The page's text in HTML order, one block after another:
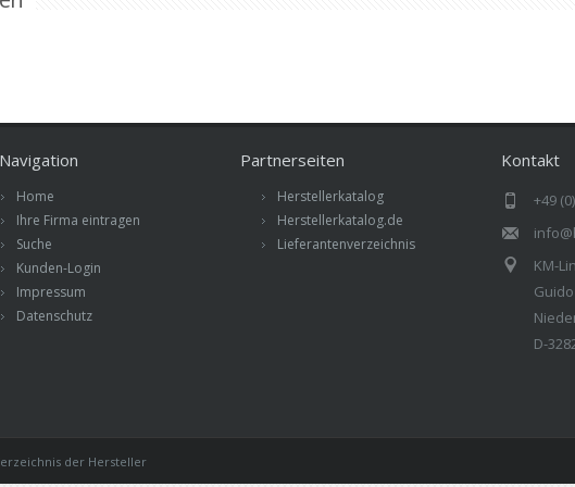
Navigation
Home
Ihre Firma eintragen
Suche
Kunden-Login
Impressum
Datenschutz
Partnerseiten
Herstellerkatalog
Herstellerkatalog.de
Lieferantenverzeichnis
Kontakt
+49
KM-
D-
der Hersteller